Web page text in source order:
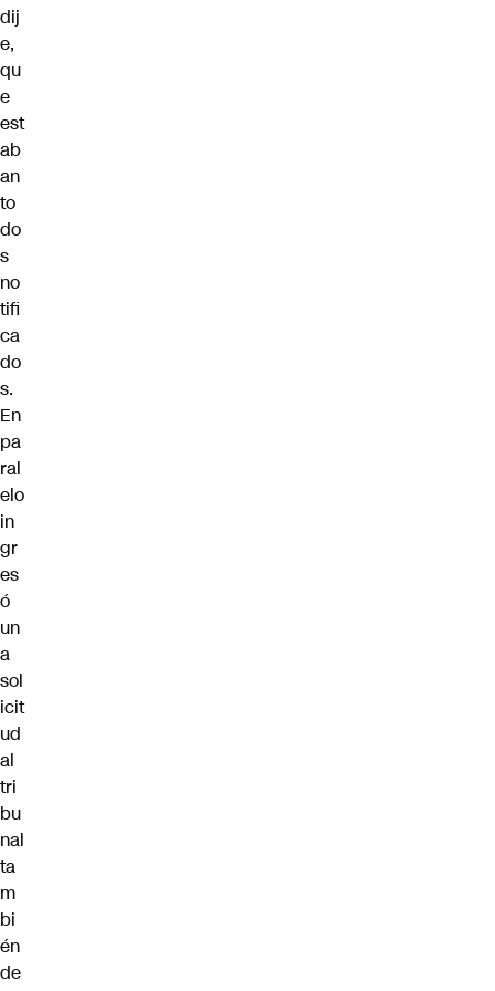
dij
e,
qu
e
est
ab
an
to
do
s
no
tifi
ca
do
s.
En
pa
ral
elo
in
gr
es
ó
un
a
sol
icit
ud
al
tri
bu
nal
ta
m
bi
én
de